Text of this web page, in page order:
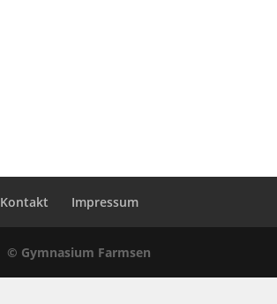
Kontakt Impressum
© Gymnasium Farmsen